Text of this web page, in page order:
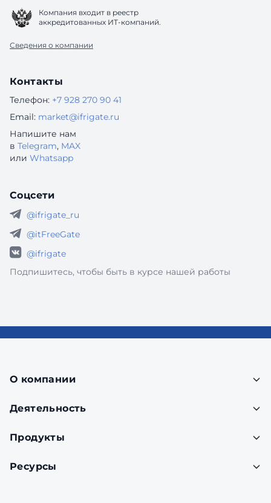
Компания входит в реестр
аккредитованных ИТ-компаний.
Сведения о компании
Контакты
Телефон: +7 928 270 90 41
Email: market@ifrigate.ru
Напишите нам
в Telegram, MAX
или Whatsapp
Соцсети
@ifrigate_ru
@itFreeGate
@ifrigate
Подпишитесь, чтобы быть в курсе нашей работы
О компании
Деятельность
Продукты
Ресурсы